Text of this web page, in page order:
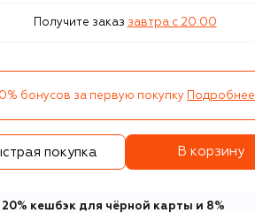
Получите заказ завтра c 20:00
бонусов за первую покупку Подробнее
покупка В корзину
20% кешбэк для чёрной карты и 8%